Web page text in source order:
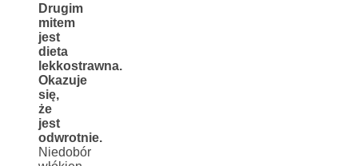
Drugim
mitem
jest
dieta
lekkostrawna.
Okazuje
się,
że
jest
odwrotnie.
Niedobór